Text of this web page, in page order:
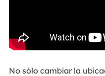
No sólo cambiar la